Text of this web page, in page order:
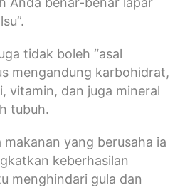
tidak boleh “asal
mengandung karbohidrat,
vitamin, dan juga mineral
tubuh.
yang berusaha ia
keberhasilan
menghindari gula dan